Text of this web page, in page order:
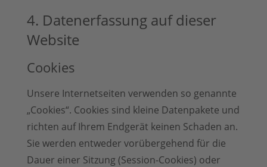
4. Datenerfassung auf dieser
Website
Cookies
Unsere Internetseiten verwenden so genannte
„Cookies“. Cookies sind kleine Datenpakete und
richten auf Ihrem Endgerät keinen Schaden an.
Sie werden entweder vorübergehend für die
Dauer einer Sitzung (Session-Cookies) oder